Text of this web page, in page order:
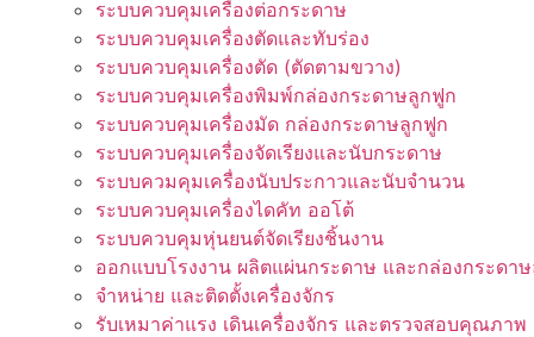
ระบบควบคุมเครื่องต่อกระดาษ
ระบบควบคุมเครื่องตัดและทับร่อง
ระบบควบคุมเครื่องตัด (ตัดตามขวาง)
ระบบควบคุมเครื่องพิมพ์กล่องกระดาษลูกฟูก
ระบบควบคุมเครื่องมัด กล่องกระดาษลูกฟูก
ระบบควบคุมเครื่องจัดเรียงและนับกระดาษ
ระบบควมคุมเครื่องนับประกาวและนับจำนวน
ระบบควบคุมเครื่องไดคัท ออโต้
ระบบควบคุมหุ่นยนต์จัดเรียงชิ้นงาน
ออกแบบโรงงาน ผลิตแผ่นกระดาษ และกล่องกระดา
จำหน่าย และติดตั้งเครื่องจักร
รับเหมาค่าแรง เดินเครื่องจักร และตรวจสอบคุณภาพ